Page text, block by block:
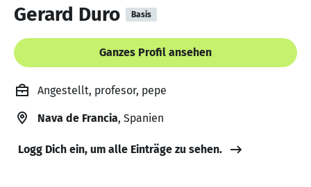
Gerard Duro Basis
Ganzes Profil ansehen
Angestellt, profesor, pepe
Nava de Francia, Spanien
Logg Dich ein, um alle Einträge zu sehen.